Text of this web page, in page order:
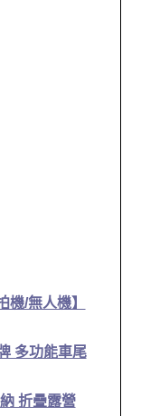
機/無人機】
多功能車尾
折疊露營